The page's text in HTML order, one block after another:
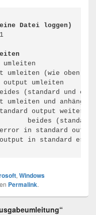
Datei loggen)
umleiten
umleiten (wie oben)
output umleiten
umleiten und anhängen
, Windows
Permalink.